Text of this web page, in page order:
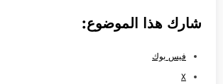
شارك هذا الموضوع:
فيس بوك
X